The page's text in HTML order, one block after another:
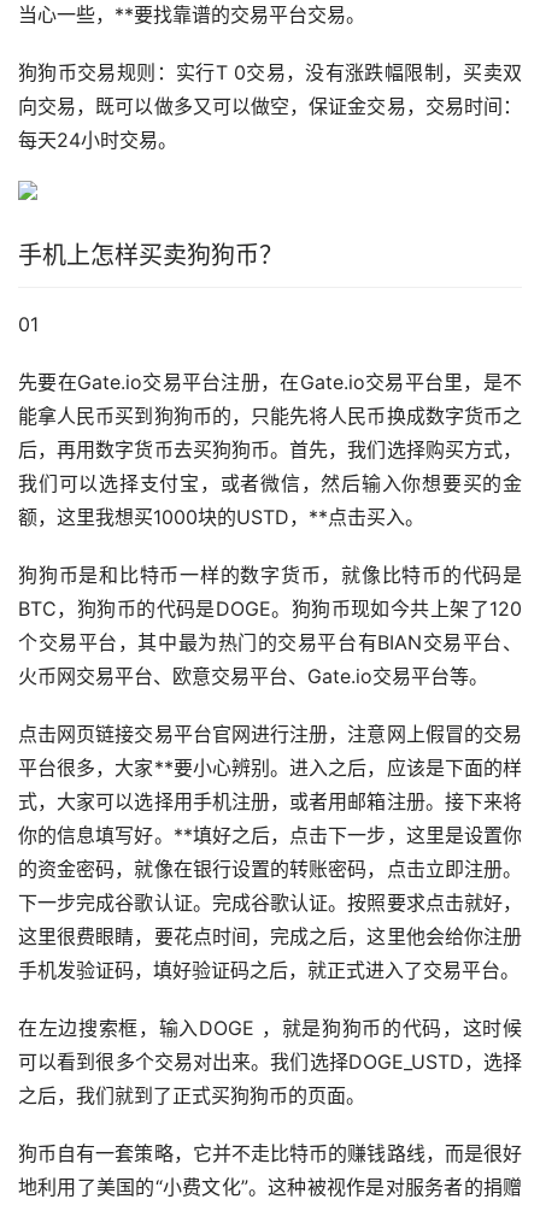
当心一些，**要找靠谱的交易平台交易。
狗狗币交易规则：实行T 0交易，没有涨跌幅限制，买卖双
向交易，既可以做多又可以做空，保证金交易，交易时间：
每天24小时交易。
手机上怎样买卖狗狗币？
01
先要在Gate.io交易平台注册，在Gate.io交易平台里，是不
能拿人民币买到狗狗币的，只能先将人民币换成数字货币之
后，再用数字货币去买狗狗币。首先，我们选择购买方式，
我们可以选择支付宝 ，或者微信，然后输入你想要买的金
额，这里我想买1000块的USTD，**点击买入。
狗狗币是和比特币一样的数字货币，就像比特币的代码是
BTC，狗狗币的代码是DOGE。狗狗币现如今共上架了120
个交易平台，其中最为热门的交易平台有BIAN交易平台、
火币网交易平台、欧意交易平台、Gate.io交易平台等。
点击网页链接交易平台官网进行注册，注意网上假冒的交易
平台很多，大家**要小心辨别。进入之后，应该是下面的样
式，大家可以选择用手机注册，或者用邮箱注册。接下来将
你的信息填写好。**填好之后，点击下一步，这里是设置你
的资金密码，就像在银行设置的转账密码，点击立即注册。
下一步完成谷歌认证。完成谷歌认证。按照要求点击就好，
这里很费眼睛，要花点时间，完成之后，这里他会给你注册
手机发验证码，填好验证码之后，就正式进入了交易平台。
在左边搜索框，输入DOGE ，就是狗狗币的代码，这时候
可以看到很多个交易对出来。我们选择DOGE_USTD，选择
之后，我们就到了正式买狗狗币的页面。
狗币自有一套策略，它并不走比特币的赚钱路线，而是很好
地利用了美国的“小费文化”。这种被视作是对服务者的捐赠